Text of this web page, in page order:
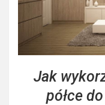
Jak
półce